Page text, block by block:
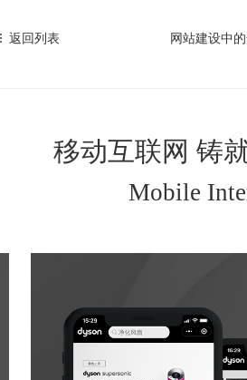
返回列表 网站建设中
移动互联网 铸
Mobile